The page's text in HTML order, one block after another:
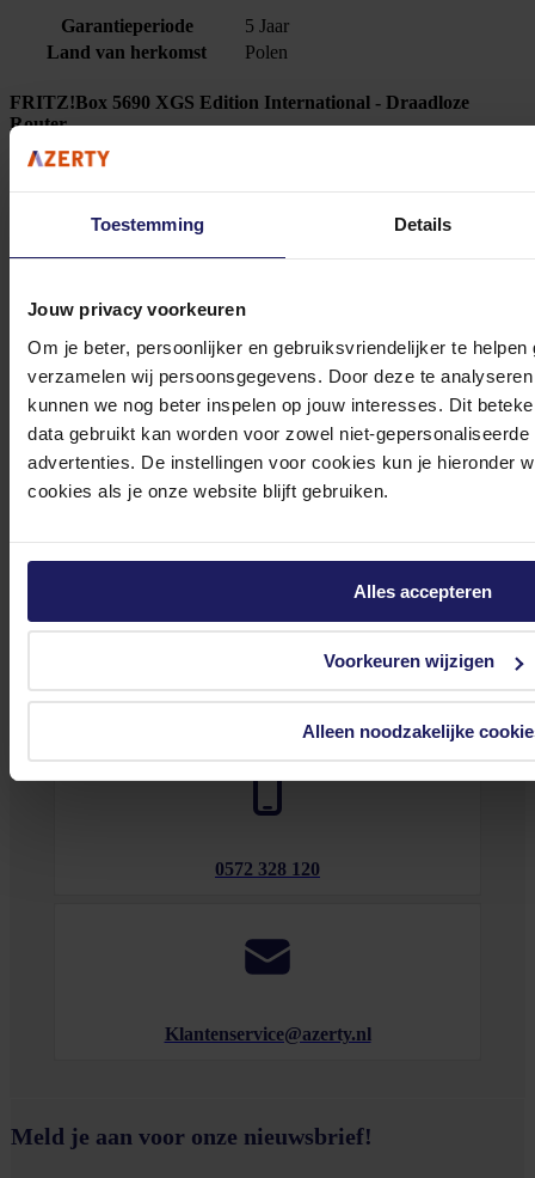
Toestemming Details
Jouw privacy voorkeuren
Om je beter, persoonlijker en gebruiksvriendelijker te
verzamelen wij persoonsgegevens. Door deze te
kunnen we nog beter inspelen op jouw interesses. Dit
data gebruikt kan worden voor zowel niet-
advertenties. De instellingen voor cookies kun je hieronder
cookies als je onze website blijft gebruiken.
Alles accepteren
Voorkeuren wijzigen
Alleen noodzakelijke
Garantieperiode
5 Jaar
Land van herkomst
Polen
FRITZ!Box 5690 XGS Edition International - Draadloze
Router
Wi-Fi 7 (802.11be) - Dual-band (2.4 GHz / 5 GHz) - RJ-11 - MIMO - WPA3, WPA2 -
Wit
Incl. 21% BTW
Stel jouw vragen aan onze klantenservice!
Heb je vragen over onze producten, diensten of service? Onze deskundige
medewerkers staan klaar om jouw vragen te beantwoorden en verwijzen je
door indien nodig.
Onze klantenservice is via mail bereikbaar van maandag t/m vrijdag van 09.00
Bekijk onze veelgestelde vragen
0572 328 120
Klantenservice@azerty.nl
Meld je aan voor onze nieuwsbrief!